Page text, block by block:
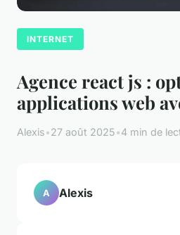
INTERNET
Agence react js :
applications web
Alexis•27 août 2025•4 min de
A Alexis